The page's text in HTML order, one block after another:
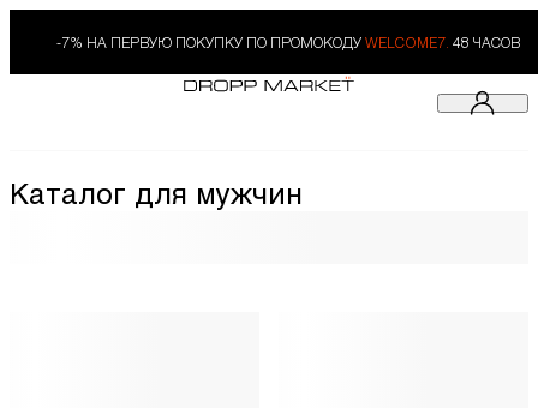
-7% НА ПЕРВУЮ ПОКУПКУ ПО ПРОМОКОДУ WELCOME7. 48 ЧАСОВ
Каталог для мужчин